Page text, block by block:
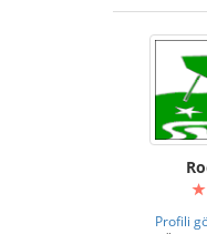
Profili